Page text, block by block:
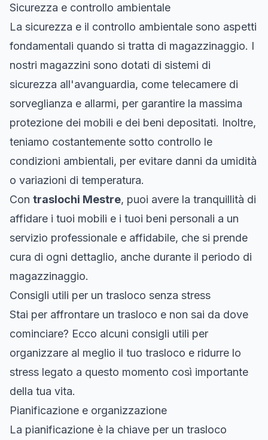
Sicurezza e controllo ambientale
La sicurezza e il controllo ambientale sono aspetti
fondamentali quando si tratta di magazzinaggio. I
nostri magazzini sono dotati di sistemi di
sicurezza all'avanguardia, come telecamere di
sorveglianza e allarmi, per garantire la massima
protezione dei mobili e dei beni depositati. Inoltre,
teniamo costantemente sotto controllo le
condizioni ambientali, per evitare danni da umidità
o variazioni di temperatura.
Con traslochi Mestre, puoi avere la tranquillità di
affidare i tuoi mobili e i tuoi beni personali a un
servizio professionale e affidabile, che si prende
cura di ogni dettaglio, anche durante il periodo di
magazzinaggio.
Consigli utili per un trasloco senza stress
Stai per affrontare un trasloco e non sai da dove
cominciare? Ecco alcuni consigli utili per
organizzare al meglio il tuo trasloco e ridurre lo
stress legato a questo momento così importante
della tua vita.
Pianificazione e organizzazione
La pianificazione è la chiave per un trasloco